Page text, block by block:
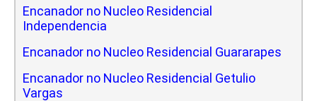
Encanador no Nucleo Residencial
Independencia
Encanador no Nucleo Residencial Guararapes
Encanador no Nucleo Residencial Getulio
Vargas